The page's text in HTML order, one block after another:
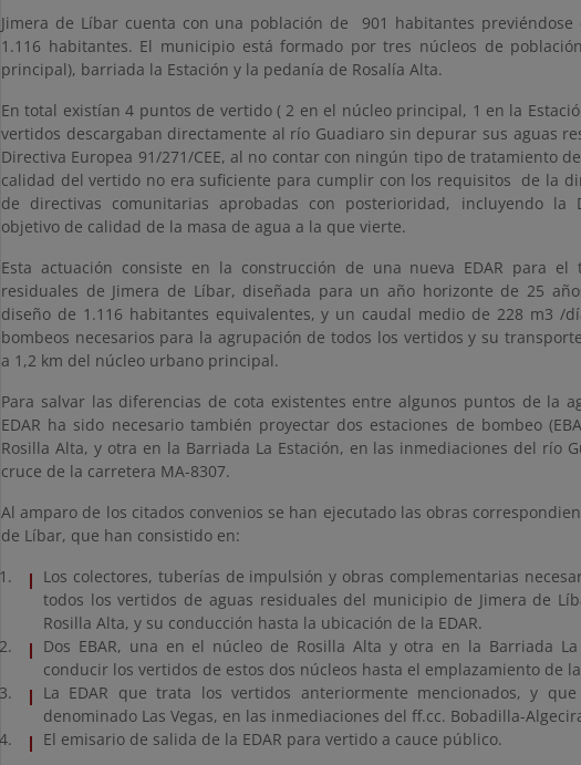
Jimera de Líbar cuenta con una población de 901 habitantes previéndose
1.116 habitantes. El municipio está formado por tres núcleos de
principal), barriada la Estación y la pedanía de Rosalía Alta.
En total existían 4 puntos de vertido ( 2 en el núcleo principal, 1 en la
vertidos descargaban directamente al río Guadiaro sin depurar sus aguas
Directiva Europea 91/271/CEE, al no contar con ningún tipo de tratamiento
calidad del vertido no era suficiente para cumplir con los requisitos de la
de directivas comunitarias aprobadas con posterioridad, incluyendo la
objetivo de calidad de la masa de agua a la que vierte.
Esta actuación consiste en la construcción de una nueva EDAR para el
residuales de Jimera de Líbar, diseñada para un año horizonte de 25
diseño de 1.116 habitantes equivalentes, y un caudal medio de 228 m3 /
bombeos necesarios para la agrupación de todos los vertidos y su
a 1,2 km del núcleo urbano principal.
Para salvar las diferencias de cota existentes entre algunos puntos de la
EDAR ha sido necesario también proyectar dos estaciones de bombeo
Rosilla Alta, y otra en la Barriada La Estación, en las inmediaciones del río
cruce de la carretera MA-8307.
Al amparo de los citados convenios se han ejecutado las obras
de Líbar, que han consistido en:
Los colectores, tuberías de impulsión y obras complementarias
todos los vertidos de aguas residuales del municipio de Jimera de
Rosilla Alta, y su conducción hasta la ubicación de la EDAR.
Dos EBAR, una en el núcleo de Rosilla Alta y otra en la Barriada
conducir los vertidos de estos dos núcleos hasta el emplazamiento de la
La EDAR que trata los vertidos anteriormente mencionados, y
denominado Las Vegas, en las inmediaciones del ff.cc. Bobadilla-
El emisario de salida de la EDAR para vertido a cauce público.